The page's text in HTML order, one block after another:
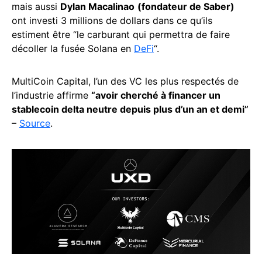
mais aussi Dylan Macalinao (fondateur de Saber)
ont investi 3 millions de dollars dans ce qu’ils
estiment être “le carburant qui permettra de faire
décoller la fusée Solana en DeFi“.
MultiCoin Capital, l’un des VC les plus respectés de
l’industrie affirme “avoir cherché à financer un
stablecoin delta neutre depuis plus d’un an et demi”
– Source.